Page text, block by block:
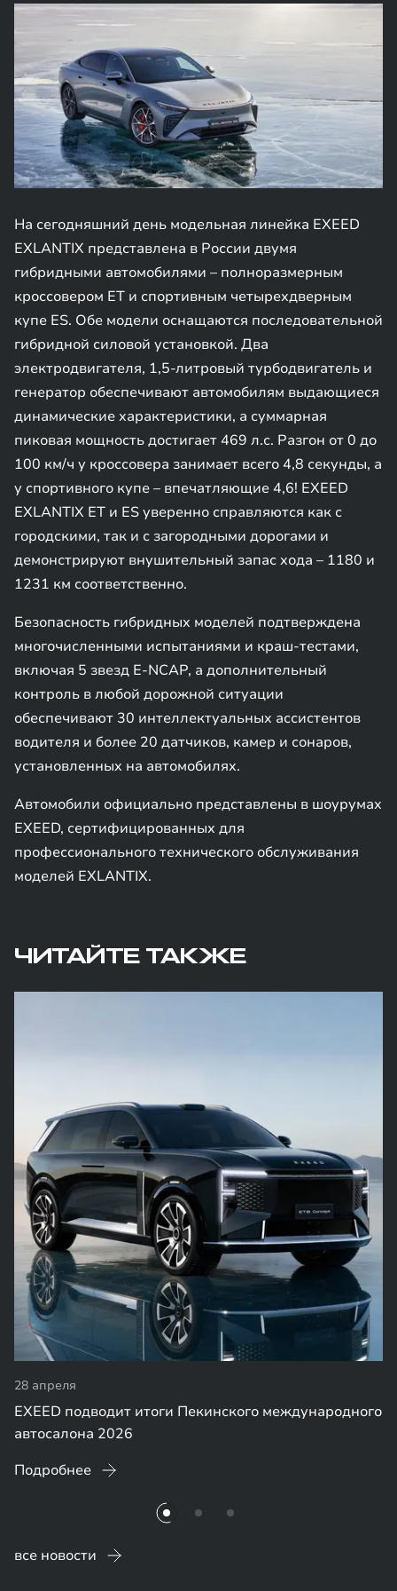
На сегодняшний день модельная линейка EXEED
EXLANTIX представлена в России двумя
гибридными автомобилями – полноразмерным
кроссовером ET и спортивным четырехдверным
купе ES. Обе модели оснащаются последовательной
гибридной силовой установкой. Два
электродвигателя, 1,5-литровый турбодвигатель и
генератор обеспечивают автомобилям выдающиеся
динамические характеристики, а суммарная
пиковая мощность достигает 469 л.с. Разгон от 0 до
100 км/ч у кроссовера занимает всего 4,8 секунды, а
у спортивного купе – впечатляющие 4,6! EXEED
EXLANTIX ET и ES уверенно справляются как с
городскими, так и с загородными дорогами и
демонстрируют внушительный запас хода – 1180 и
1231 км соответственно.
Безопасность гибридных моделей подтверждена
многочисленными испытаниями и краш-тестами,
включая 5 звезд E-NCAP, а дополнительный
контроль в любой дорожной ситуации
обеспечивают 30 интеллектуальных ассистентов
водителя и более 20 датчиков, камер и сонаров,
установленных на автомобилях.
Автомобили официально представлены в шоурумах
EXEED, сертифицированных для
профессионального технического обслуживания
моделей EXLANTIX.
ЧИТАЙТЕ ТАКЖЕ
28 апреля
EXEED подводит итоги Пекинского международного
автосалона 2026
Подробнее
все новости